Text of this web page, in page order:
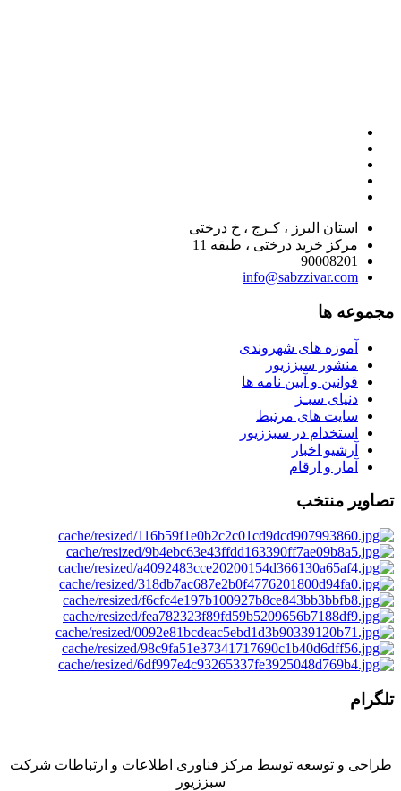
استان البرز ، کـرج ، خ درختی
مرکز خرید درختی ، طبقه 11
90008201
info@sabzzivar.com
مجموعه ها
آموزه های شهروندی
منشور سبززیور
قوانین و آیین نامه ها
دنیای سبـز
سایت های مرتبط
استخدام در سبززیور
آرشیو اخبار
آمار و ارقام
تصاویر منتخب
تلگرام
طراحی و توسعه توسط مركز فناوری اطلاعات و ارتباطات شركت
سبززيور